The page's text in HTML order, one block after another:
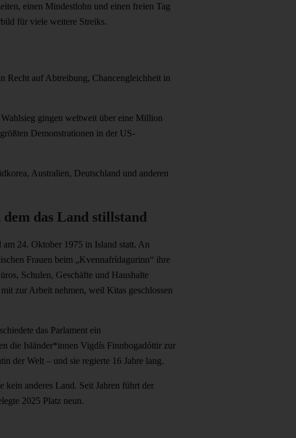
einen Mindestlohn und einen freien Tag
für viele weitere Streiks.
Recht auf Abtreibung, Chancengleichheit in
gingen weltweit über eine Million
Demonstrationen in der US-
Australien, Deutschland und anderen
das Land stillstand
24. Oktober 1975 in Island statt. An
Frauen beim „Kvennafrídagurinn“ ihre
Schulen, Geschäfte und Haushalte
zur Arbeit nehmen, weil Kitas geschlossen
das Parlament ein
die Isländer*innen Vigdís Finnbogadóttir zur
der Welt – und sie regierte 16 Jahre lang.
anderes Land. Seit Jahren führt der
2025 Platz neun.